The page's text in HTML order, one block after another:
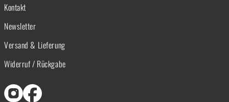
Kontakt
Newsletter
Versand & Lieferung
Widerruf / Rückgabe